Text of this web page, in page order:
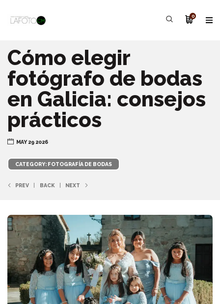
0
Cómo elegir
fotógrafo de bodas
en Galicia: consejos
prácticos
MAY 29 2026
CATEGORY: FOTOGRAFÍA DE BODAS
PREV BACK NEXT